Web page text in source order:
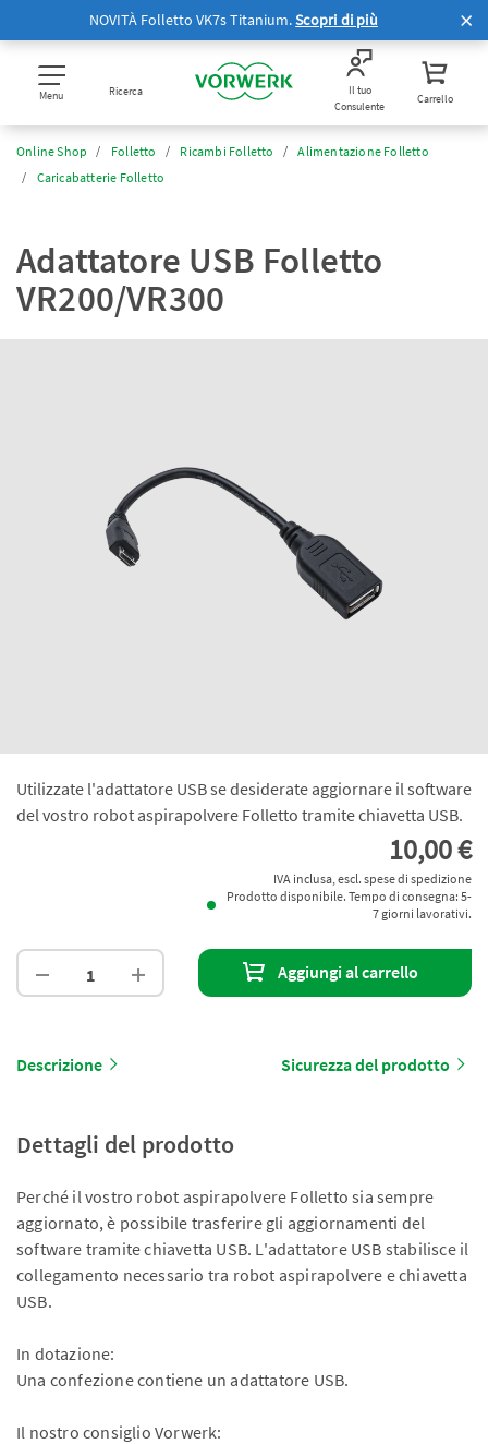
NOVITÀ Folletto VK7s Titanium.Scopri di più
Menu Ricerca
Il tuo
Consulente
Carrello
Online Shop Folletto Ricambi Folletto
Alimentazione Folletto
Caricabatterie Folletto
Adattatore USB Folletto
VR200/VR300
Utilizzate l'adattatore USB se desiderate aggiornare il software
del vostro robot aspirapolvere Folletto tramite chiavetta USB.
10,00 €
IVA inclusa, escl. spese di spedizione
Prodotto disponibile. Tempo di consegna: 5-
7 giorni lavorativi.
Aggiungi al carrello
Descrizione Sicurezza del prodotto
Dettagli del prodotto
Perché il vostro robot aspirapolvere Folletto sia sempre
aggiornato, è possibile trasferire gli aggiornamenti del
software tramite chiavetta USB. L'adattatore USB stabilisce il
collegamento necessario tra robot aspirapolvere e chiavetta
USB.
In dotazione:
Una confezione contiene un adattatore USB.
Il nostro consiglio Vorwerk: